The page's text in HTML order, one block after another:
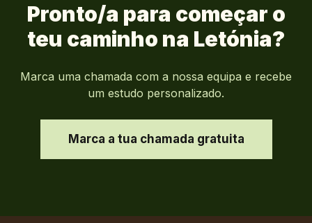
Pronto/a para começar o
teu caminho na Letónia?
Marca uma chamada com a nossa equipa e recebe
um estudo personalizado.
Marca a tua chamada gratuita